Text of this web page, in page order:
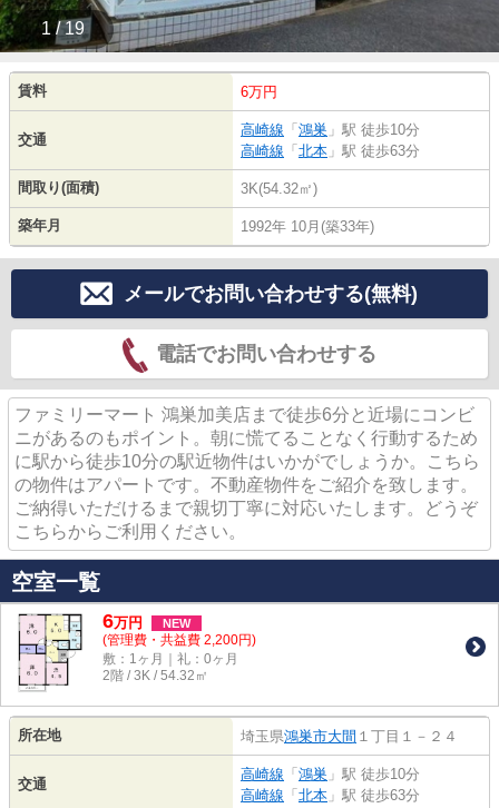
1 / 19
賃料 6万円
交通
高崎線 「 鴻巣 」駅 徒歩10分
高崎線 「 北本 」駅 徒歩63分
間取り(面積) 3K(54.32㎡)
築年月 1992年 10月(築33年)
メールでお問い合わせする(無料)
電話でお問い合わせする
ファミリーマート 鴻巣加美店まで徒歩6分と近場にコンビ
ニがあるのもポイント。朝に慌てることなく行動するため
に駅から徒歩10分の駅近物件はいかがでしょうか。こちら
の物件はアパートです。不動産物件をご紹介を致します。
ご納得いただけるまで親切丁寧に対応いたします。どうぞ
こちらからご利用ください。
空室一覧
6万円 NEW
(管理費・共益費 2,200円)
敷：1ヶ月｜礼：0ヶ月
2階 / 3K / 54.32㎡
所在地 埼玉県鴻巣市大間 １丁目１－２４
交通
高崎線 「 鴻巣 」駅 徒歩10分
高崎線 「 北本 」駅 徒歩63分